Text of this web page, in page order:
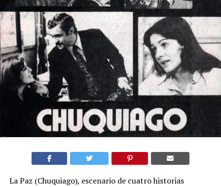
La Paz (Chuquiago), escenario de cuatro historias